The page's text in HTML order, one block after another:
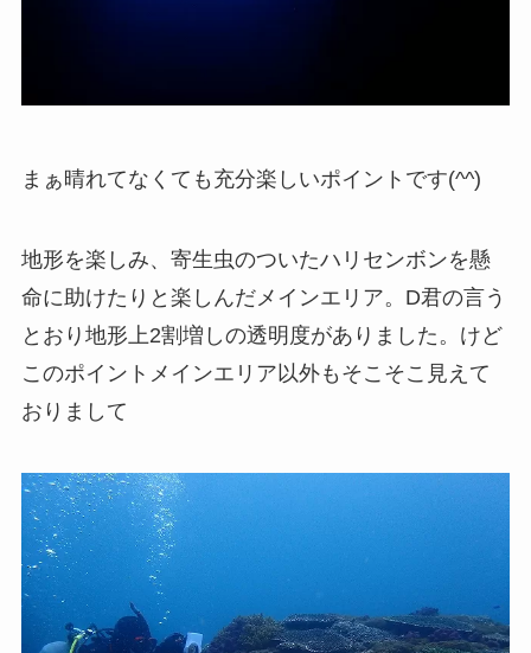
まぁ晴れてなくても充分楽しいポイントです(^^)
地形を楽しみ、寄生虫のついたハリセンボンを懸
命に助けたりと楽しんだメインエリア。D君の言う
とおり地形上2割増しの透明度がありました。けど
このポイントメインエリア以外もそこそこ見えて
おりまして